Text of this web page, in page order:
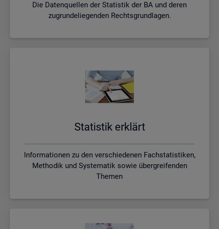
Die Datenquellen der Statistik der BA und deren
zugrundeliegenden Rechtsgrundlagen.
Sta­tis­tik er­klärt
Informationen zu den verschiedenen Fachstatistiken,
Methodik und Systematik sowie übergreifenden
Themen